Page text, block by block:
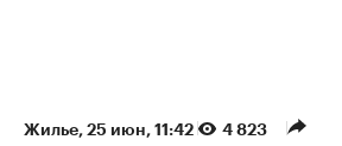
Жилье⁠, 25 июн, 11:42 4 823